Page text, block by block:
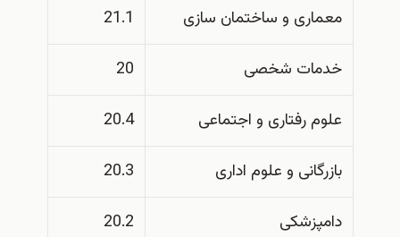
معماری و ساختمان سازی 21.1
خدمات شخصی 20
علوم رفتاری و اجتماعی 20.4
بازرگانی و علوم اداری 20.3
دامپزشکی 20.2